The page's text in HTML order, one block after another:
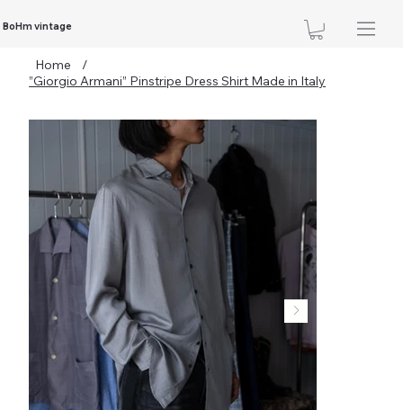
BoHm vintage
Home
/
”Giorgio Armani” Pinstripe Dress Shirt Made in Italy